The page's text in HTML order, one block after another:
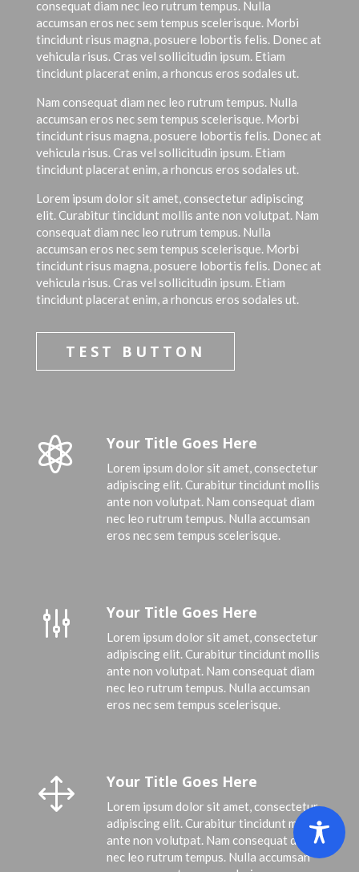
consequat diam nec leo rutrum tempus. Nulla
accumsan eros nec sem tempus scelerisque. Morbi
tincidunt risus magna, posuere lobortis felis. Donec at
vehicula risus. Cras vel sollicitudin ipsum. Etiam
tincidunt placerat enim, a rhoncus eros sodales ut.
Nam consequat diam nec leo rutrum tempus. Nulla
accumsan eros nec sem tempus scelerisque. Morbi
tincidunt risus magna, posuere lobortis felis. Donec at
vehicula risus. Cras vel sollicitudin ipsum. Etiam
tincidunt placerat enim, a rhoncus eros sodales ut.
Lorem ipsum dolor sit amet, consectetur adipiscing
elit. Curabitur tincidunt mollis ante non volutpat. Nam
consequat diam nec leo rutrum tempus. Nulla
accumsan eros nec sem tempus scelerisque. Morbi
tincidunt risus magna, posuere lobortis felis. Donec at
vehicula risus. Cras vel sollicitudin ipsum. Etiam
tincidunt placerat enim, a rhoncus eros sodales ut.
TEST BUTTON
 Your Title Goes Here
Lorem ipsum dolor sit amet, consectetur
adipiscing elit. Curabitur tincidunt mollis
ante non volutpat. Nam consequat diam
nec leo rutrum tempus. Nulla accumsan
eros nec sem tempus scelerisque.
g Your Title Goes Here
Lorem ipsum dolor sit amet, consectetur
adipiscing elit. Curabitur tincidunt mollis
ante non volutpat. Nam consequat diam
nec leo rutrum tempus. Nulla accumsan
eros nec sem tempus scelerisque.
1 Your Title Goes Here
Lorem ipsum dolor sit amet, consectetur
adipiscing elit. Curabitur tincidunt mollis
ante non volutpat. Nam consequat diam
nec leo rutrum tempus. Nulla accumsan